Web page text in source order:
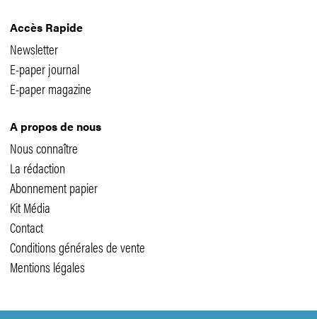
Accès Rapide
Newsletter
E-paper journal
E-paper magazine
A propos de nous
Nous connaître
La rédaction
Abonnement papier
Kit Média
Contact
Conditions générales de vente
Mentions légales